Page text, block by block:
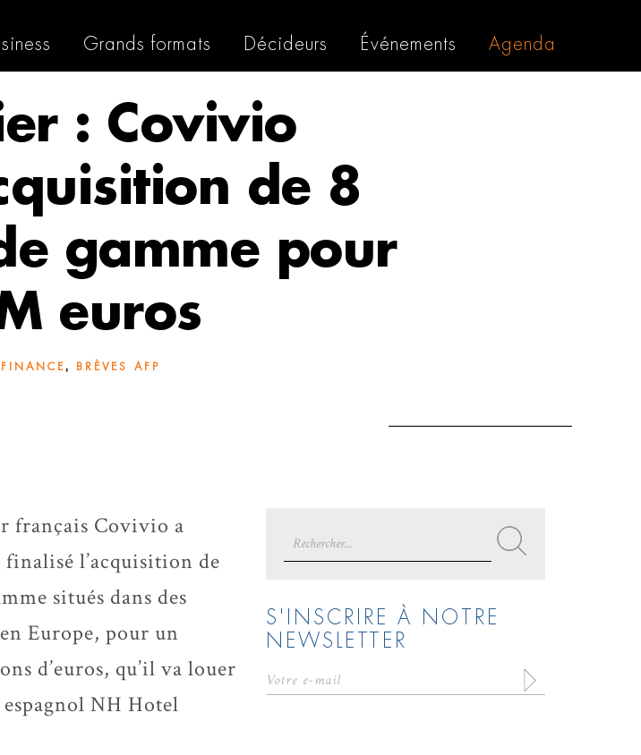
Grands formats Décideurs Événements Agenda
: Covivio
de 8
gamme pour
euros
FINANCE, BRÈVES AFP
français Covivio a
l’acquisition de
situés dans des
Europe, pour un
d’euros, qu’il va louer
espagnol NH Hotel
for:
S'INSCRIRE À NOTRE
NEWSLETTER